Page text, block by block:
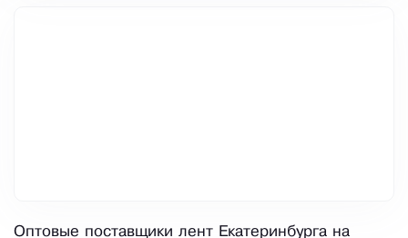
Оптовые поставщики лент Екатеринбурга на